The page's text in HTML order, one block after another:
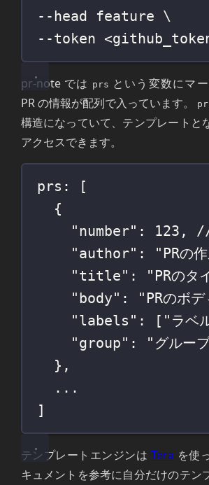
--head
feature
\
--token
pr-note では prs という変数にマ
PR の情報が配列で入っています。
構造になっていて、テンプレートと
アクセスできます。
prs: [
{
"number": 123, //
"author": "PRの
"title": "PRのタ
"body": "PRのボ
"labels": ["ラベ
"group": "グルー
},
...
]
テンプレートエンジンはTera を使
キュメントを参考に自分だけのテン